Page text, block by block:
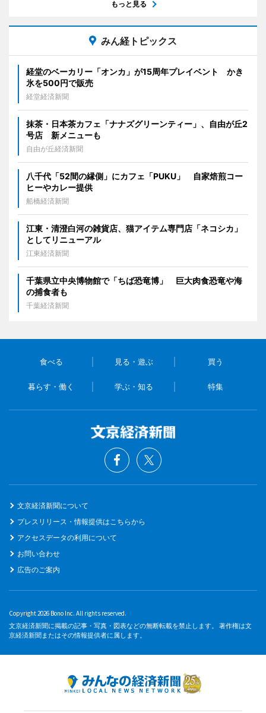
もっと見る
みん経トピックス
経堂のベーカリー「オンカ」が15周年プレイベント かき
氷を500円で販売
経堂経済新聞
抹茶・日本茶カフェ「ナナズグリーンティー」、自由が丘2
号店 新メニューも
自由が丘経済新聞
八千代「52間の縁側」にカフェ「PUKU」 自家焙煎コー
ヒーやカレー提供
船橋経済新聞
江東・清澄白河の雑貨店、猫アイテム専門店「ネコシカ」
としてリニューアル
江東経済新聞
千葉県立中央博物館で「ちば恐竜博」 巨大肉食恐竜や海
の捕食者も
千葉経済新聞
食べる 見る・遊ぶ 買う
暮らす・働く 学ぶ・知る 特集
文京経済新聞について
プレスリリース・情報提供はこちらから
アクセスデータの利用について
お問い合わせ
広告のご案内
Copyright 2026 Bono Inc. All rights reserved.
文京経済新聞に掲載の記事・写真・図表などの無断転載を禁止します。 著作権は文
京経済新聞またはその情報提供者に属します。